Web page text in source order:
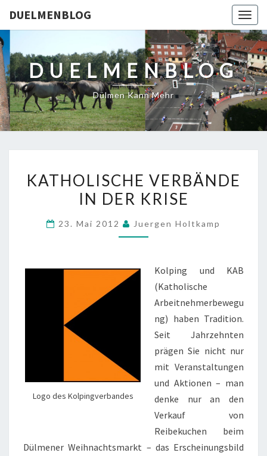
DUELMENBLOG
DUELMENBLOG
Dülmen Kann Mehr
VERBÄNDE
IN
KRISE
KATHOLISCHE VERBÄNDE
IN DER KRISE
23. Mai 2012 Juergen Holtkamp
Logo des Kolpingverbandes
Kolping und KAB
(Katholische
Arbeitnehmerbewegu
ng) haben Tradition.
Seit Jahrzehnten
prägen Sie nicht nur
mit Veranstaltungen
und Aktionen – man
denke nur an den
Verkauf von
Reibekuchen beim
Dülmener Weihnachtsmarkt – das Erscheinungsbild